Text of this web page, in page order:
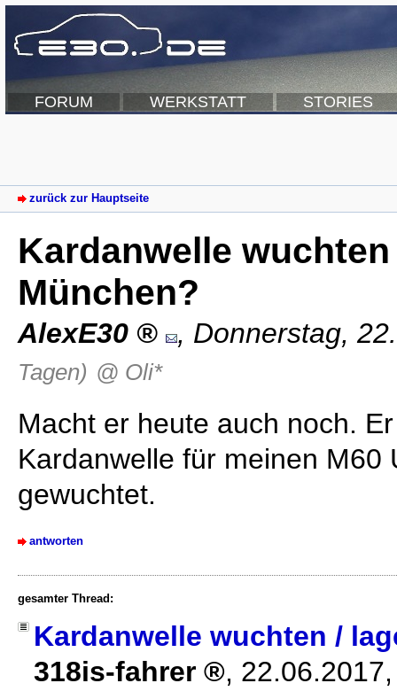
FORUM WERKSTATT STORIES
zurück zur Hauptseite
Kardanwelle
München?
AlexE30 , Donnerstag,
Tagen) @ Oli*
Macht er heute auch noch.
Kardanwelle für meinen M60
gewuchtet.
antworten
gesamter Thread:
Kardanwelle wuchten /
318is-fahrer
,